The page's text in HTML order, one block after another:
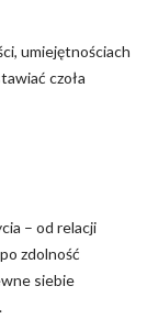
umiejętnościach
czoła
– od relacji
zdolność
siebie